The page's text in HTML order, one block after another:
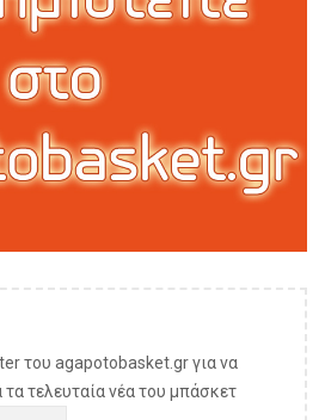
του agapotobasket.gr για να
τα τελευταία νέα του μπάσκετ